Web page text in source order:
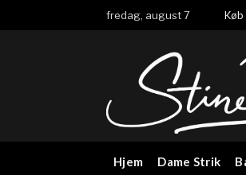
fredag, august 7 Køb
Hjem Dame Strik